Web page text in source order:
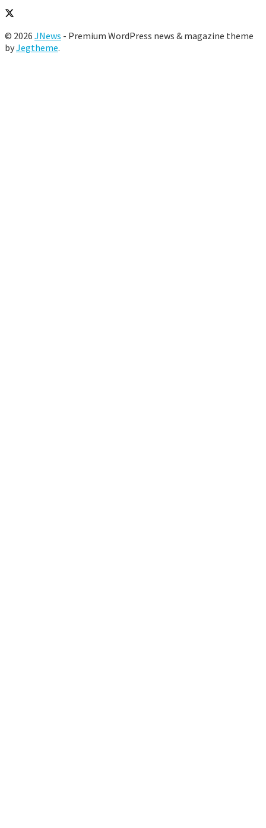
© 2026 JNews - Premium WordPress news & magazine theme
byJegtheme.